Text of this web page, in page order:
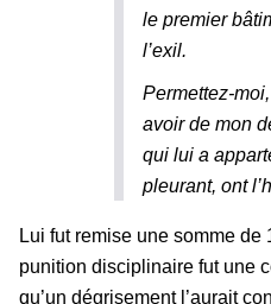
le premier
l’exil.
Permettez-
avoir de mon
qui lui a
pleurant, ont
Lui fut remise une somme
punition disciplinaire fut une
qu’un dégrisement l’aurait